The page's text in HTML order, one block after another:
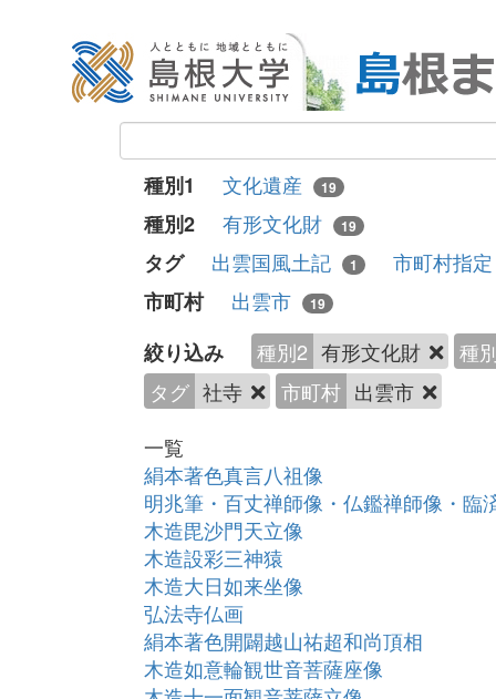
種別1 文化遺産 19
種別2 有形文化財 19
タグ 出雲国風土記 1
市町村指
市町村
出雲市 19
絞り込み 種別2 有形文化財
種
タグ 社寺 市町村 出雲市
一覧
絹本著色真言八祖像
明兆筆・百丈禅師像・仏鑑禅師像・臨
木造毘沙門天立像
木造設彩三神猿
木造大日如来坐像
弘法寺仏画
絹本著色開闢越山祐超和尚頂相
木造如意輪観世音菩薩座像